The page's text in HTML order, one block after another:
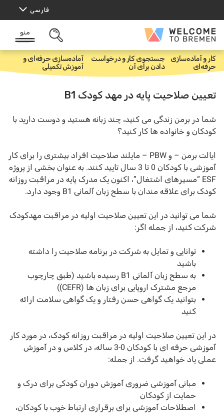
محتوا
فارسی
Welcome
Bremen
باز
جستجو
منو
خ
ا
کار و آماده‌سازی
حرفه‌ای
جستجوی کار و درخواست
دادن برای آن
آماده‌سازی حرفه‌ای و
آموزش تکمیلی
تعیین صلاحیت پایه در مهد کودک B1
شما در برمن زندگی می کنید، چند زبانه هستید و دوست دارید با
کودکان و خانواده ها کار کنید؟
ایالت برمن – و PBW – مایلند صلاحیت افراد بیشتری را برای کار
آموزشی با کودکان 0 تا 3 سال تایید کنند. به عنوان بخشی از پروژه
ESF “مسیرهای اشتغال”، اکنون یک مدرک پایه در مراقبت روزانه
کودک برای علاقه مندان با سطح زبان آلمانی B1 وجود دارد.
شما می توانید در این تعیین صلاحیت اولیه در مراقبت مهدکودک
شرکت کنید، از جمله اگر:
توانایی و تمایل به شرکت در برنامه صلاحیت را داشته
باشید
به سطح زبان آلمانی B1 رسیده باشید (طبق چارچوب
مرجع مشترک اروپایی برای زبان ها (CEFR))
بتوانید یک گواهی حسن رفتار و یک گواهی سلامت ارائه
کنید
در این تعیین صلاحیت اولیه در مراقبت روزانه کودک، در مورد کار
آموزشی حرفه ای با کودکان 0-3 ساله، در کلاس و در آموزش
عملی یاد خواهید گرفت. از جمله:
مبانی آموزشی ضروری آموزش دوران کودکی برای درک و
حمایت از کودکان
اصطلاحات آموزشی برای برقراری ارتباط خوب با کودکان،